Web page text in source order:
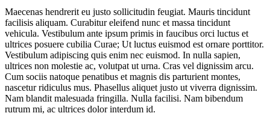
Maecenas hendrerit eu justo sollicitudin feugiat. Mauris tincidunt
facilisis aliquam. Curabitur eleifend nunc et massa tincidunt
vehicula. Vestibulum ante ipsum primis in faucibus orci luctus et
ultrices posuere cubilia Curae; Ut luctus euismod est ornare porttitor.
Vestibulum adipiscing quis enim nec euismod. In nulla sapien,
ultrices non molestie ac, volutpat ut urna. Cras vel dignissim arcu.
Cum sociis natoque penatibus et magnis dis parturient montes,
nascetur ridiculus mus. Phasellus aliquet justo ut viverra dignissim.
Nam blandit malesuada fringilla. Nulla facilisi. Nam bibendum
rutrum mi, ac ultrices dolor interdum id.